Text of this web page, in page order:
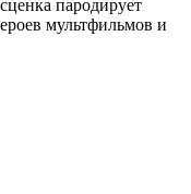
пародирует
мультфильмов и